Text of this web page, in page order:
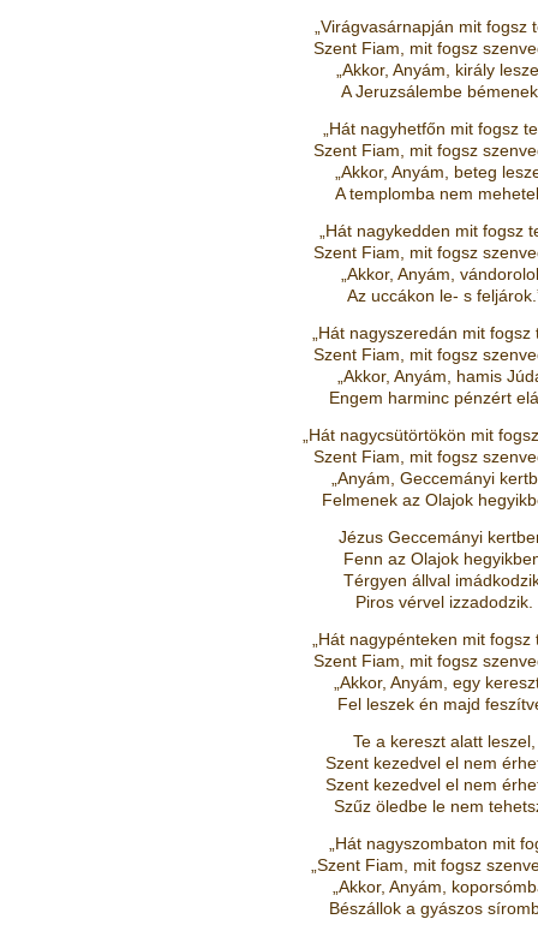
„Virágvasárnapján mit fogsz
Szent Fiam, mit fogsz
„Akkor, Anyám, király
A Jeruzsálembe
„Hát nagyhetfőn mit fogsz
Szent Fiam, mit fogsz
„Akkor, Anyám, beteg
A templomba nem
„Hát nagykedden mit fogsz
Szent Fiam, mit fogsz
„Akkor, Anyám,
Az uccákon le- s
„Hát nagyszeredán mit fogsz
Szent Fiam, mit fogsz
„Akkor, Anyám, hamis
Engem harminc pénzért
„Hát nagycsütörtökön mit
Szent Fiam, mit fogsz
„Anyám, Geccemányi
Felmenek az Olajok
Jézus Geccemányi
Fenn az Olajok
Térgyen állval
Piros vérvel izzadodzik.
„Hát nagypénteken mit fogsz
Szent Fiam, mit fogsz
„Akkor, Anyám, egy
Fel leszek én majd
Te a kereszt alatt leszel,
Szent kezedvel el nem
Szent kezedvel el nem
Szűz öledbe le nem
„Hát nagyszombaton mit
„Szent Fiam, mit fogsz
„Akkor, Anyám,
Bészállok a gyászos